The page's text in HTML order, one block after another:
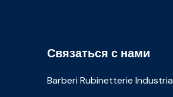
Связаться с нами
Barberi Rubinetterie